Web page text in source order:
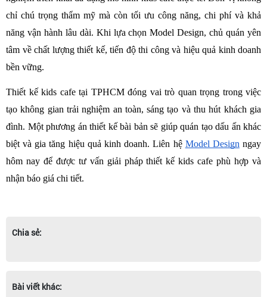
chỉ chú trọng thẩm mỹ mà còn tối ưu công năng, chi phí và khả
năng vận hành lâu dài. Khi lựa chọn Model Design, chủ quán yên
tâm về chất lượng thiết kế, tiến độ thi công và hiệu quả kinh doanh
bền vững.
Thiết kế kids cafe tại TPHCM đóng vai trò quan trọng trong việc
tạo không gian trải nghiệm an toàn, sáng tạo và thu hút khách gia
đình. Một phương án thiết kế bài bản sẽ giúp quán tạo dấu ấn khác
biệt và gia tăng hiệu quả kinh doanh. Liên hệ Model Design ngay
hôm nay để được tư vấn giải pháp thiết kế kids cafe phù hợp và
nhận báo giá chi tiết.
Chia sẻ:
Bài viết khác: